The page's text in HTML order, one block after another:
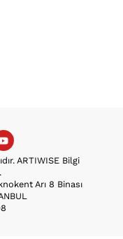
ARTIWISE Bilgi
Arı 8 Binası